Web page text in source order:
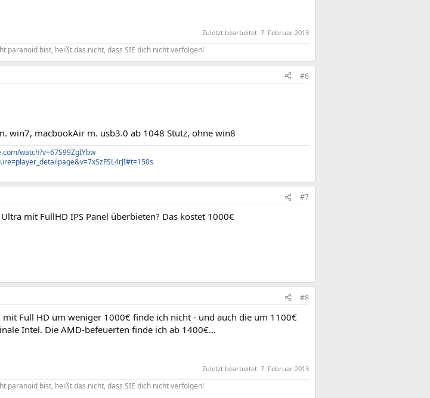
Zuletzt bearbeitet: 7. Februar 2013
paranoid bist, heißt das nicht, dass SIE dich nicht verfolgen!​
#6
win7, macbookAir m. usb3.0 ab 1048 Stutz, ohne win8
watch?v=67S99ZgIYbw
#7
mit FullHD IPS Panel überbieten? Das kostet 1000€
#8
mit Full HD um weniger 1000€ finde ich nicht - und auch die um 1100€
Intel. Die AMD-befeuerten finde ich ab 1400€...
Zuletzt bearbeitet: 7. Februar 2013
paranoid bist, heißt das nicht, dass SIE dich nicht verfolgen!​